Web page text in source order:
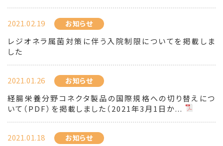
2021.02.19 お知らせ
レジオネラ属菌対策に伴う入院制限についてを掲載しま
した
2021.01.26 お知らせ
経腸栄養分野コネクタ製品の国際規格への切り替えにつ
いて（PDF）を掲載しました（2021年3月1日か...
2021.01.18 お知らせ